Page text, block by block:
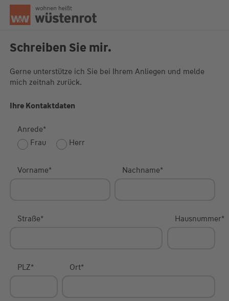
Seitenanfang
Schreiben Sie mir.
Gerne unterstütze ich Sie bei Ihrem Anliegen und melde
mich zeitnah zurück.
Ihre Kontaktdaten
Anrede*
Frau
Herr
Vorname* Nachname*
Straße* Hausnummer*
PLZ* Ort*
Unsere Chatzeiten:
Fr: 9:00 Uhr - 18:00 Uhr